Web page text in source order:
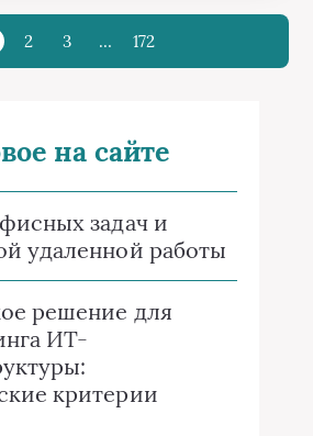
2 3 … 172
на сайте
задач и
удаленной работы
решение для
ИТ-
критерии